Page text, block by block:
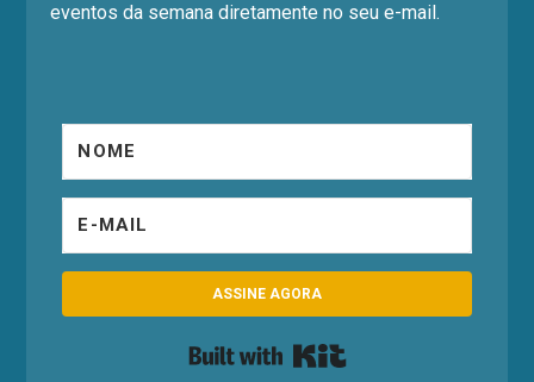
eventos da semana diretamente no seu e-mail.
ASSINE AGORA